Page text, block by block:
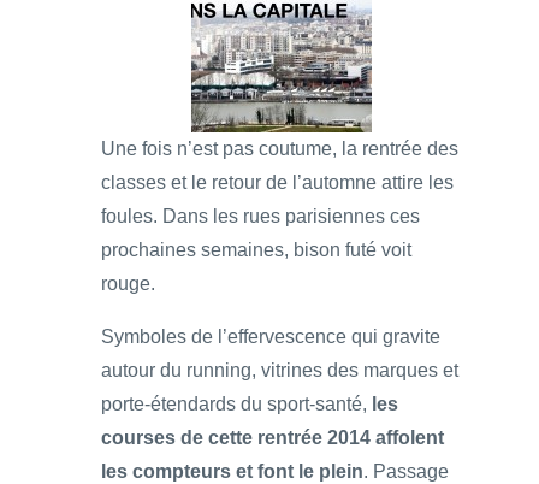
Une fois n’est pas coutume, la rentrée des
classes et le retour de l’automne attire les
foules. Dans les rues parisiennes ces
prochaines semaines, bison futé voit
rouge.
Symboles de l’effervescence qui gravite
autour du running, vitrines des marques et
porte-étendards du sport-santé, les
courses de cette rentrée 2014 affolent
les compteurs et font le plein. Passage